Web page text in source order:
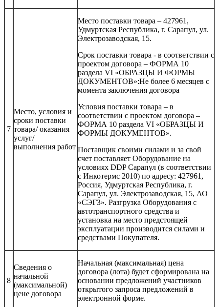
7
Место, условия и
сроки поставки
товара/ оказания
услуг/
выполнения работ
Место поставки товара – 427961,
Удмуртская Республика, г. Сарапул, ул.
Электрозаводская, 15.
Срок поставки товара - в соответствии с
проектом договора – ФОРМА 10
раздела VI «ОБРАЗЦЫ И ФОРМЫ
ДОКУМЕНТОВ»:Не более 6 месяцев с
момента заключения договора
Условия поставки товара – в
соответствии с проектом договора –
ФОРМА 10 раздела VI «ОБРАЗЦЫ И
ФОРМЫ ДОКУМЕНТОВ».
Поставщик своими силами и за свой
счет поставляет Оборудование на
условиях DDP Сарапул (в соответствии
с Инкотермс 2010) по адресу: 427961,
Россия, Удмуртская Республика, г.
Сарапул, ул. Электрозаводская, 15, АО
«СЭГЗ». Разгрузка Оборудования с
автотранспортного средства и
установка на место предстоящей
эксплуатации производится силами и
средствами Покупателя.
8
Сведения о
начальной
(максимальной)
цене договора
Начальная (максимальная) цена
договора (лота) будет сформирована на
основании предложений участников
открытого запроса предложений в
электронной форме.